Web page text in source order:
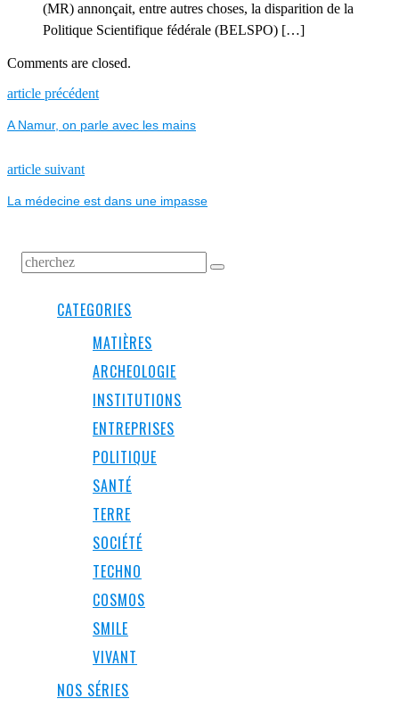
(MR) annonçait, entre autres choses, la disparition de la
Politique Scientifique fédérale (BELSPO) […]
Comments are closed.
NAVIGATION
DE
L’ARTICLE
article précédentPrevious
A Namur, on parle avec les mains
article suivantNext
La médecine est dans une impasse
CATEGORIES
MATIÈRES
ARCHEOLOGIE
INSTITUTIONS
ENTREPRISES
POLITIQUE
SANTÉ
TERRE
SOCIÉTÉ
TECHNO
COSMOS
SMILE
VIVANT
NOS SÉRIES